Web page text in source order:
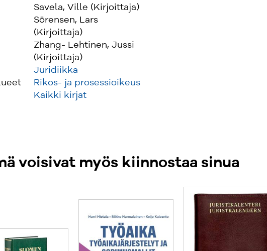
Savela, Ville (Kirjoittaja)
Sörensen, Lars
(Kirjoittaja)
Zhang- Lehtinen, Jussi
(Kirjoittaja)
Juridiikka
Rikos- ja prosessioikeus
Kaikki kirjat
voisivat myös kiinnostaa sinua